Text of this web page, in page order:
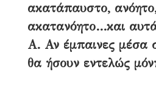
ακατάπαυστο,
ακατανόητο…και
Α. Αν έμπαινες μέσα
θα ήσουν εντελώς